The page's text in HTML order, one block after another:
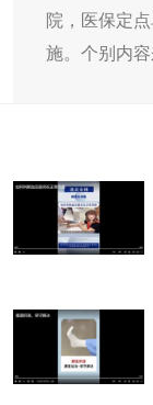
院，医保定
施。个别内